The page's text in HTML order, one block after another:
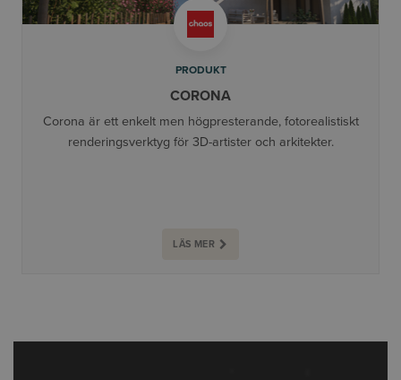
PRODUKT
CORONA
Corona är ett enkelt men högpresterande, fotorealistiskt
renderingsverktyg för 3D-artister och arkitekter.
LÄS MER